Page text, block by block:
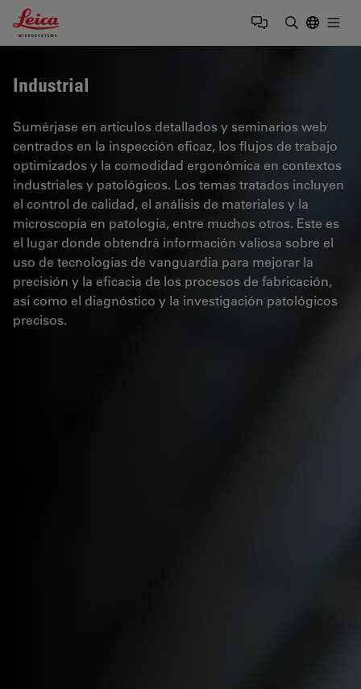
Leica Microsystems Logo
Industrial
Sumérjase en artículos detallados y seminarios web
centrados en la inspección eficaz, los flujos de trabajo
optimizados y la comodidad ergonómica en contextos
industriales y patológicos. Los temas tratados incluyen
el control de calidad, el análisis de materiales y la
microscopía en patología, entre muchos otros. Este es
el lugar donde obtendrá información valiosa sobre el
uso de tecnologías de vanguardia para mejorar la
precisión y la eficacia de los procesos de fabricación,
así como el diagnóstico y la investigación patológicos
precisos.